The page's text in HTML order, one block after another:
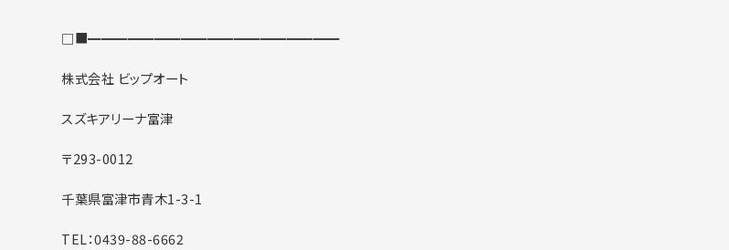
□■━━━━━━━━━━━━━━━━━━━
株式会社 ビップオート
スズキアリーナ富津
〒293-0012
千葉県富津市青木1-3-1
TEL：0439-88-6662